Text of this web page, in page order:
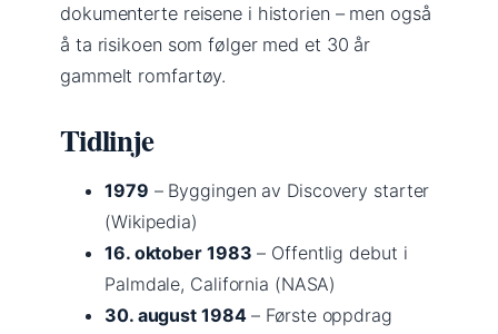
dokumenterte reisene i historien – men også
å ta risikoen som følger med et 30 år
gammelt romfartøy.
Tidlinje
1979 – Byggingen av Discovery starter
(Wikipedia)
16. oktober 1983 – Offentlig debut i
Palmdale, California (NASA)
30. august 1984– Første oppdrag